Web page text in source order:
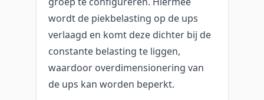
wordt de piekbelasting op de ups
verlaagd en komt deze dichter bij de
constante belasting te liggen,
waardoor overdimensionering van
de ups kan worden beperkt.